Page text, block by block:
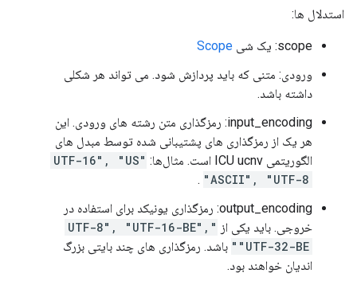
استدلال ها:
scope: یک شی
Scope
ورودی: متنی که باید پردازش شود. می تواند هر شکلی
داشته باشد.
input_encoding: رمزگذاری متن رشته های ورودی. این
هر یک از رمزگذاری های پشتیبانی شده توسط مبدل های
الگوریتمی ICU ucnv است. مثال‌ها:
"UTF-16", "US
ASCII", "UTF-8"
.
output_encoding: رمزگذاری یونیکد برای استفاده در
خروجی. باید یکی از
"UTF-8", "UTF-16-BE",
"UTF-32-BE"
باشد. رمزگذاری های چند بایتی بزرگ
اندیان خواهند بود.